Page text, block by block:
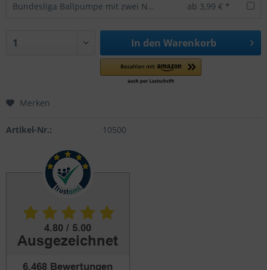
Bundesliga Ballpumpe mit zwei Nadeln -offizielles Lizenzprodukt ab 3,99 € *
In den Warenkorb
Merken
Artikel-Nr.: 10500